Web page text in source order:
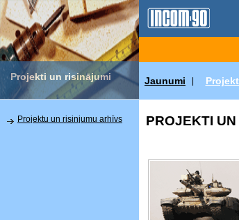
Projekti un risinājumi Jaunumi
Projektu un risinjumu arhīvs PROJEKTI